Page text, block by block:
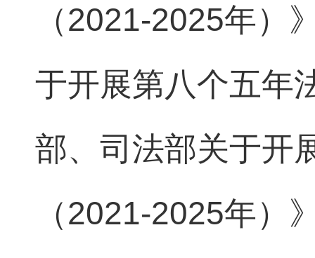
（2021-2025年）
于开展第八个五年
部、司法部关于开
（2021-2025年）